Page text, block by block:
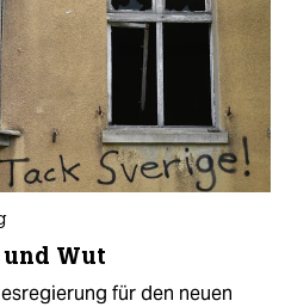
Wut
für den neuen